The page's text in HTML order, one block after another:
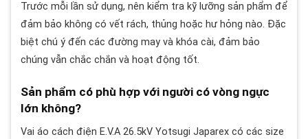
Trước mỗi lần sử dụng, nên kiểm tra kỹ lưỡng sản phẩm để
đảm bảo không có vết rách, thủng hoặc hư hỏng nào. Đặc
biệt chú ý đến các đường may và khóa cài, đảm bảo
chúng vẫn chắc chắn và hoạt động tốt.
Sản phẩm có phù hợp với người có vòng ngực
lớn không?
Vai áo cách điện E.V.A 26.5kV Yotsugi Japarex có các size